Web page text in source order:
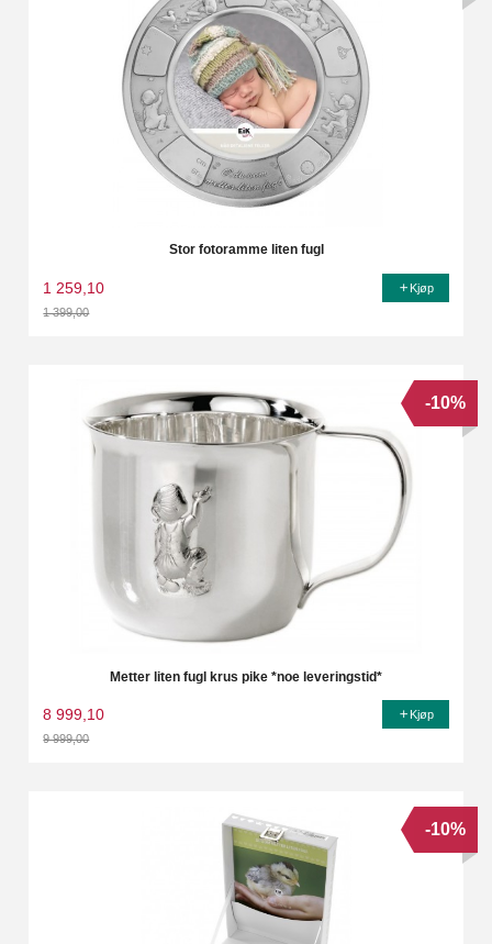
Stor fotoramme liten fugl
1 259,10
1 399,00
Kjøp
Metter liten fugl krus pike *noe leveringstid*
8 999,10
9 999,00
-10%
Kjøp
-10%